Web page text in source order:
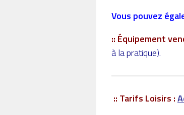
Vous pouvez
:: Équipement
à la pratique).
:: Tarifs Loisirs :